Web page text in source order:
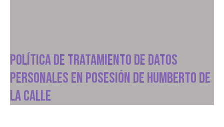
POLÍTICA DE TRATAMIENTO DE DATOS
PERSONALES EN POSESIÓN DE HUMBERTO DE
LA CALLE